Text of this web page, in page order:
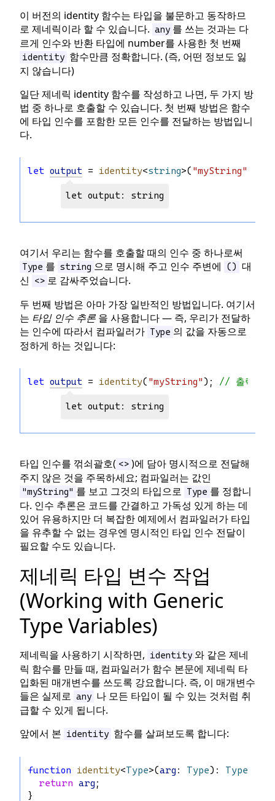
이 버전의 identity 함수는 타입을 불문하고 동작하므
로 제네릭이라 할 수 있습니다. any 를 쓰는 것과는 다
르게 인수와 반환 타입에 number를 사용한 첫 번째
identity 함수만큼 정확합니다. (즉, 어떤 정보도 잃
지 않습니다)
일단 제네릭 identity 함수를 작성하고 나면, 두 가지 방
법 중 하나로 호출할 수 있습니다. 첫 번째 방법은 함수
에 타입 인수를 포함한 모든 인수를 전달하는 방법입니
다.
let output = identity<string>( "myString"
let output: string
여기서 우리는 함수를 호출할 때의 인수 중 하나로써
Type 를 string 으로 명시해 주고 인수 주변에 ()
대
신
<> 로 감싸주었습니다.
두 번째 방법은 아마 가장 일반적인 방법입니다. 여기서
는 타입 인수 추론 을 사용합니다 — 즉, 우리가 전달하
는 인수에 따라서 컴파일러가 Type 의 값을 자동으로
정하게 하는 것입니다:
let output = identity( "myString"); // 출력 타
let output: string
타입 인수를 꺾쇠괄호( <> )에 담아 명시적으로 전달해
주지 않은 것을 주목하세요; 컴파일러는 값인
"myString" 를 보고 그것의 타입으로 Type 를 정합니
다. 인수 추론은 코드를 간결하고 가독성 있게 하는 데
있어 유용하지만 더 복잡한 예제에서 컴파일러가 타입
을 유추할 수 없는 경우엔 명시적인 타입 인수 전달이
필요할 수도 있습니다.
제네릭 타입 변수 작업
(Working with Generic
Type Variables)
제네릭을 사용하기 시작하면, identity 와 같은 제네
릭 함수를 만들 때, 컴파일러가 함수 본문에 제네릭 타
입화된 매개변수를 쓰도록 강요합니다. 즉, 이 매개변수
들은 실제로 any 나 모든 타입이 될 수 있는 것처럼 취
급할 수 있게 됩니다.
앞에서 본
identity 함수를 살펴보도록 합니다:
function identity<Type>(arg : Type): Type
return arg ;
}